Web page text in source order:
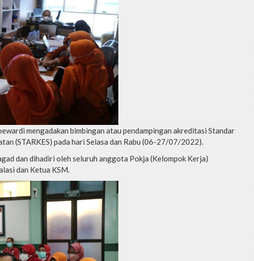
mengadakan bimbingan atau pendampingan akreditasi Standar
(STARKES) pada hari Selasa dan Rabu (06-27/07/2022).
dan dihadiri oleh seluruh anggota Pokja (Kelompok Kerja)
dan Ketua KSM.